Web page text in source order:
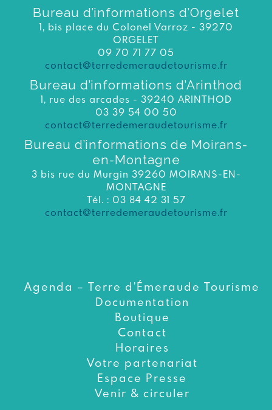
Bureau d’informations d’Orgelet
1, bis place du Colonel Varroz - 39270
ORGELET
09 70 71 77 05
contact@terredemeraudetourisme.fr
Bureau d’informations d’Arinthod
1, rue des arcades - 39240 ARINTHOD
03 39 54 00 50
contact@terredemeraudetourisme.fr
Bureau d’informations de Moirans-
en-Montagne
3 bis rue du Murgin 39260 MOIRANS-EN-
MONTAGNE
Tél. : 03 84 42 31 57
contact@terredemeraudetourisme.fr
Agenda – Terre d’Émeraude Tourisme
Documentation
Boutique
Contact
Horaires
Votre partenariat
Espace Presse
Venir & circuler